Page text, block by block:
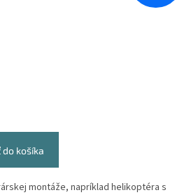
do košíka
montáže, napríklad helikoptéra s